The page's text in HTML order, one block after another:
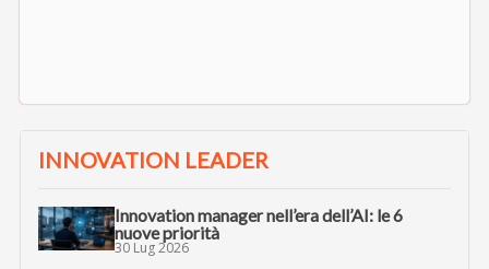
INNOVATION LEADER
Innovation manager nell’era dell’AI: le 6
nuove priorità
30 Lug 2026